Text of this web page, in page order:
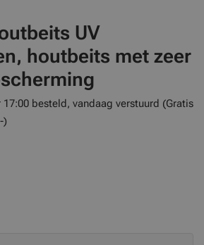
UV
houtbeits met zeer
17:00 besteld, vandaag verstuurd (Gratis
)